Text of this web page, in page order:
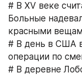
# В XV веке
Больные
красными
# В день в США
операции по
# В деревне